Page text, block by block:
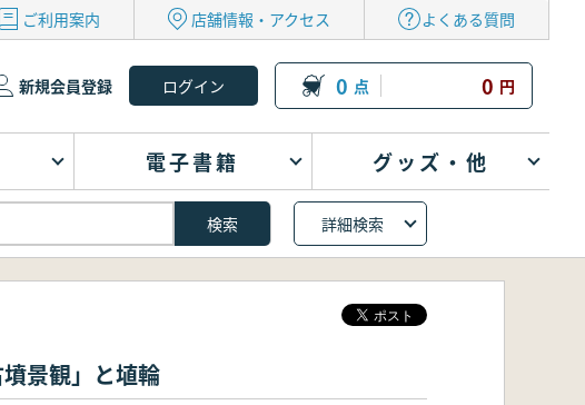
ご利用案内 店舗情報・アクセス よくある質問
新規会員登録 0 点 0 円
電子書籍 グッズ・他
詳細検索
景観」と埴輪